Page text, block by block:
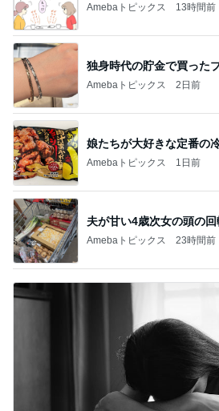
Amebaトピックス 13時間前
独身時代の貯金で買った
Amebaトピックス 2日前
娘たちが大好きな定番の
Amebaトピックス 1日前
夫が甘い4歳次女の頭の回
Amebaトピックス 23時間前